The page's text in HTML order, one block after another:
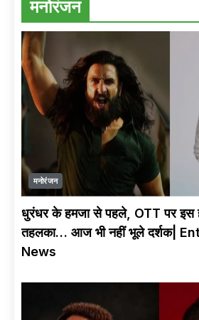
मनोरंजन
मनोरंजन
धुरंधर के हमजा से पहले, OTT पर इस
तहलका… आज भी नहीं भूले दर्शक|
News